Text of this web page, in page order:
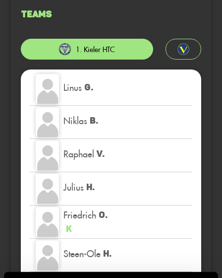
Teams
1. Kieler HTC
Linus G.
Niklas B.
Raphael V.
Julius H.
Friedrich O.
K
Steen-Ole H.